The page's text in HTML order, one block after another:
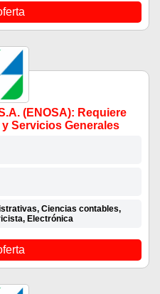
(ENOSA): Requiere
Servicios Generales
Ciencias contables,
Electrónica